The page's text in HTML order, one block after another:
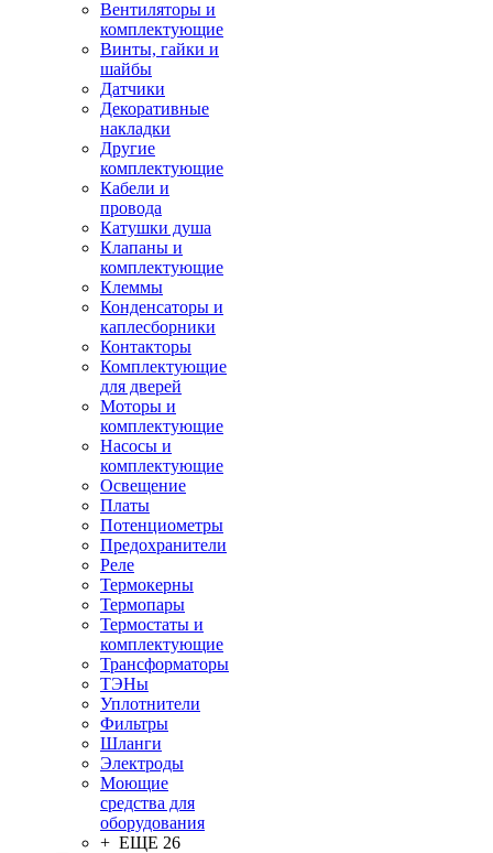
Вентиляторы и
комплектующие
Винты, гайки и
шайбы
Датчики
Декоративные
накладки
Другие
комплектующие
Кабели и
провода
Катушки душа
Клапаны и
комплектующие
Клеммы
Конденсаторы и
каплесборники
Контакторы
Комплектующие
для дверей
Моторы и
комплектующие
Насосы и
комплектующие
Освещение
Платы
Потенциометры
Предохранители
Реле
Термокерны
Термопары
Термостаты и
комплектующие
Трансформаторы
ТЭНы
Уплотнители
Фильтры
Шланги
Электроды
Моющие
средства для
оборудования
+ ЕЩЕ 26